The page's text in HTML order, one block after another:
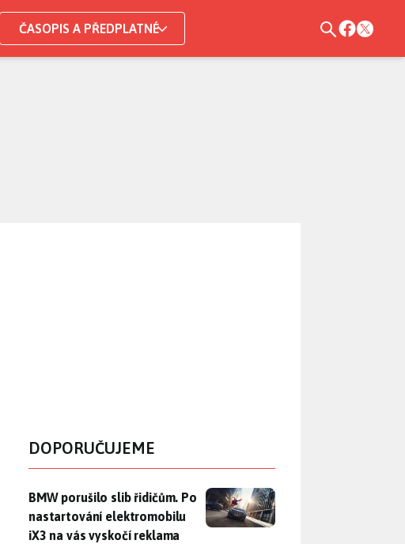
ČASOPIS A PŘEDPLATNÉ
DOPORUČUJEME
BMW porušilo slib řidičům. Po nastartování elektromobilu iX3 na
BMW porušilo slib řidičům. Po
nastartování elektromobilu
iX3 na vás vyskočí reklama